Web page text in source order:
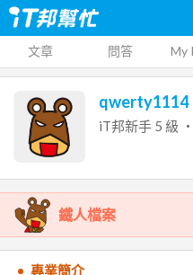
文章 問答 My
qwerty1114
iT邦新手 5 級
鐵人檔案
專業簡介